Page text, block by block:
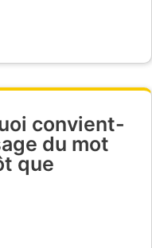
convient-
du mot
que